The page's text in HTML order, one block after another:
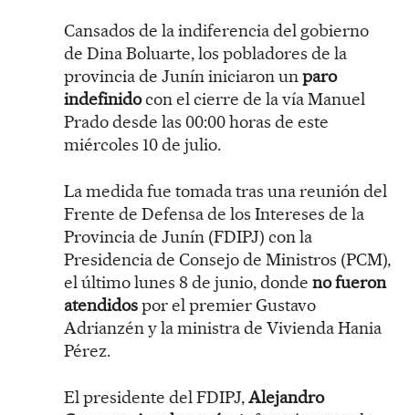
Cansados de la indiferencia del gobierno
de Dina Boluarte, los pobladores de la
provincia de Junín iniciaron unparo
indefinidocon el cierre de la vía Manuel
Prado desde las 00:00 horas de este
miércoles 10 de julio.
La medida fue tomada tras una reunión del
Frente de Defensa de los Intereses de la
Provincia de Junín (FDIPJ) con la
Presidencia de Consejo de Ministros (PCM),
el último lunes 8 de junio, donde no fueron
atendidospor el premier Gustavo
Adrianzén y la ministra de Vivienda Hania
Pérez.
El presidente del FDIPJ,Alejandro